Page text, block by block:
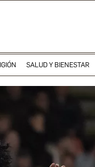
SALUD Y BIENESTAR